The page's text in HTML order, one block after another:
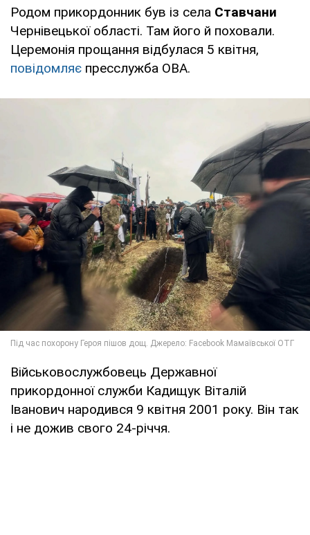
Родом прикордонник був із села Ставчани
Чернівецької області. Там його й поховали.
Церемонія прощання відбулася 5 квітня,
повідомляє пресслужба ОВА.
Військовослужбовець Державної
прикордонної служби Кадищук Віталій
Іванович народився 9 квітня 2001 року. Він так
і не дожив свого 24-річчя.